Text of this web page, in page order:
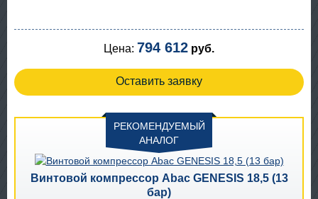
Цена: 794 612 руб.
Оставить заявку
РЕКОМЕНДУЕМЫЙ
АНАЛОГ
Винтовой компрессор Abac GENESIS 18,5 (13
бар)